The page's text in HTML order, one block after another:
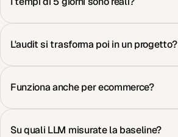
L'audit si trasforma poi in un progetto?
Funziona anche per ecommerce?
Su quali LLM misurate la baseline?